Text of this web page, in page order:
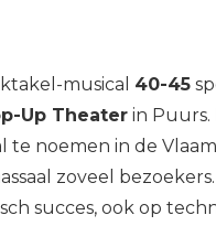
musical 40-45
Up Theaterin Puurs.
te noemen in de
zoveel
succes, ook op